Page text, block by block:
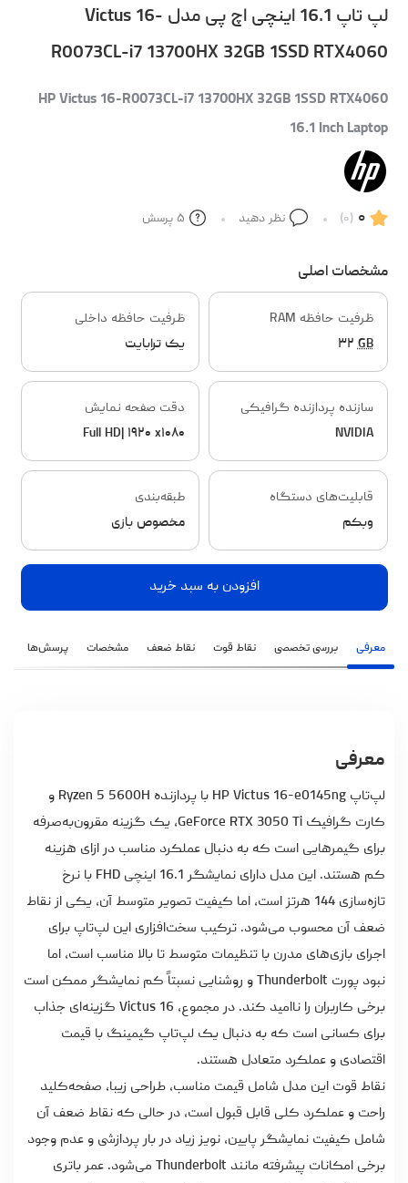
لپ تاپ 16.1 اینچی اچ‌ پی مدل Victus 16-
R0073CL-i7 13700HX 32GB 1SSD RTX4060
HP Victus 16-R0073CL-i7 13700HX 32GB 1SSD RTX4060
16.1 Inch Laptop
۰ (۰) نظر دهید ۵ پرسش
مشخصات اصلی
ظرفیت حافظه RAM
۳۲GB
ظرفیت حافظه داخلی
یک ترابایت
سازنده پردازنده گرافیکی
NVIDIA
دقت صفحه نمایش
Full HD| ۱۹۲۰ x۱۰۸۰
قابلیت‌های دستگاه
وبکم
طبقه‌بندی
مخصوص بازی
افزودن به سبد خرید
معرفی بررسی تخصصی نقاط قوت نقاط ضعف مشخصات پرسش‌ها
معرفی
لپ‌تاپ HP Victus 16-e0145ng با پردازنده Ryzen 5 5600H و
کارت گرافیک GeForce RTX 3050 Ti، یک گزینه مقرون‌به‌صرفه
برای گیمرهایی است که به دنبال عملکرد مناسب در ازای هزینه
کم هستند. این مدل دارای نمایشگر 16.1 اینچی FHD با نرخ
تازه‌سازی 144 هرتز است، اما کیفیت تصویر متوسط آن، یکی از نقاط
ضعف آن محسوب می‌شود. ترکیب سخت‌افزاری این لپ‌تاپ برای
اجرای بازی‌های مدرن با تنظیمات متوسط تا بالا مناسب است، اما
نبود پورت Thunderbolt و روشنایی نسبتاً کم نمایشگر ممکن است
برخی کاربران را ناامید کند. در مجموع، Victus 16 گزینه‌ای جذاب
برای کسانی است که به دنبال یک لپ‌تاپ گیمینگ با قیمت
اقتصادی و عملکرد متعادل هستند.
نقاط قوت این مدل شامل قیمت مناسب، طراحی زیبا، صفحه‌کلید
راحت و عملکرد کلی قابل قبول است، در حالی که نقاط ضعف آن
شامل کیفیت نمایشگر پایین، نویز زیاد در بار پردازشی و عدم وجود
برخی امکانات پیشرفته مانند Thunderbolt می‌شود. عمر باتری